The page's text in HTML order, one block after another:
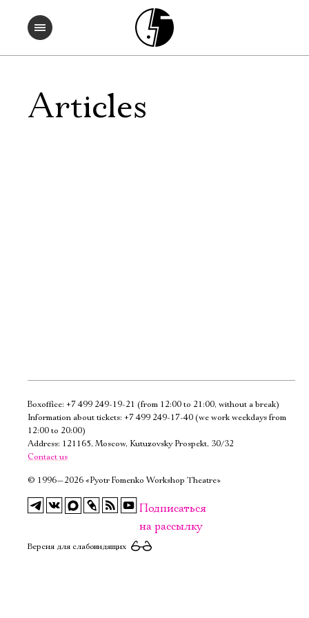
Articles
Boxoffice: +7 499 249-19-21 (from 12:00 to 21:00, without a break)
Information about tickets: +7 499 249-17-40 (we work weekdays from
12:00 to 20:00)
Address: 121165, Moscow, Kutuzovsky Prospekt, 30/32
Contact us
© 1996—2026 «Pyotr Fomenko Workshop Theatre»
Подписаться
на рассылку
Версия для слабовидящих
Электропочта
Ознакомиться